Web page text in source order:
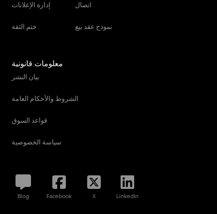
إدارة الإعلانات
ختم الثقة
اتصال
نموذج عقد بيع
معلومات قانونية
بيان النشر
الشروط والأحكام العامة
قواعد السوق
سياسة الخصوصية
Blog Facebook X LinkedIn